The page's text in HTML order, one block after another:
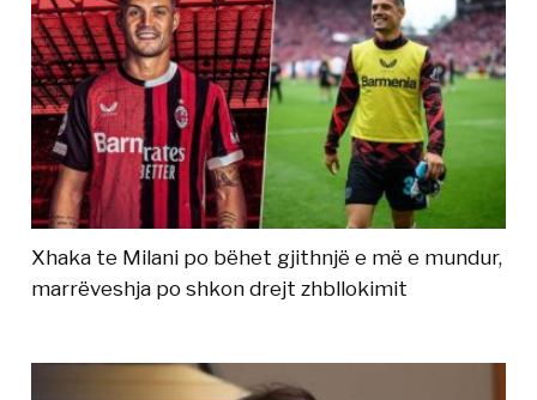
Xhaka te Milani po bëhet gjithnjë e më e mundur,
marrëveshja po shkon drejt zhbllokimit